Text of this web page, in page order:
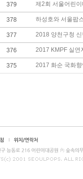
379 제2회 서울어린
378 하성호와 서울팝
377 2018 양천구청
376 2017 KMPF 실연
375 2017 화순 국화